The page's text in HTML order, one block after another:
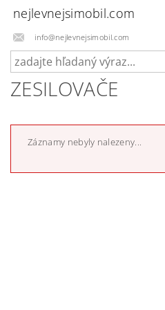
nejlevnejsimobil.com
info@nejlevnejsimobil.com
ZESILOVAČE
Záznamy nebyly nalezeny...